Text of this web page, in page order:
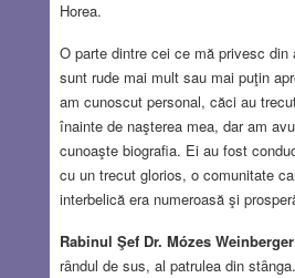
Horea.
O parte dintre cei ce mă privesc
sunt rude mai mult sau mai puţin
am cunoscut personal, căci au
înainte de naşterea mea, dar am
cunoaşte biografia. Ei au fost
cu un trecut glorios, o comunitate
interbelică era numeroasă şi
Rabinul Şef Dr. Mózes Weinberger
rȃndul de sus, al patrulea din